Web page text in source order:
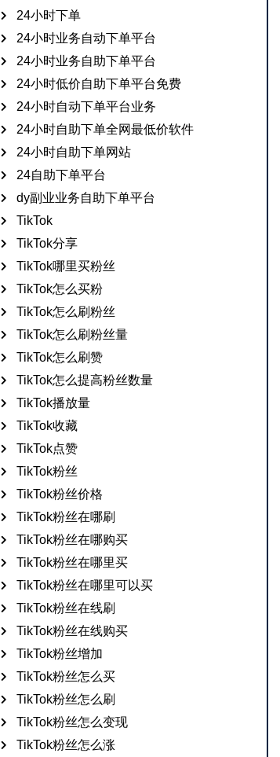
24小时下单
24小时业务自动下单平台
24小时业务自助下单平台
24小时低价自助下单平台免费
24小时自动下单平台业务
24小时自助下单全网最低价软件
24小时自助下单网站
24自助下单平台
dy副业业务自助下单平台
TikTok
TikTok分享
TikTok哪里买粉丝
TikTok怎么买粉
TikTok怎么刷粉丝
TikTok怎么刷粉丝量
TikTok怎么刷赞
TikTok怎么提高粉丝数量
TikTok播放量
TikTok收藏
TikTok点赞
TikTok粉丝
TikTok粉丝价格
TikTok粉丝在哪刷
TikTok粉丝在哪购买
TikTok粉丝在哪里买
TikTok粉丝在哪里可以买
TikTok粉丝在线刷
TikTok粉丝在线购买
TikTok粉丝增加
TikTok粉丝怎么买
TikTok粉丝怎么刷
TikTok粉丝怎么变现
TikTok粉丝怎么涨